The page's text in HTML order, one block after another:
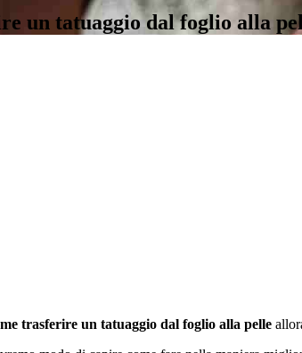
un tatuaggio dal foglio alla
trasferire un tatuaggio dal foglio alla pelle